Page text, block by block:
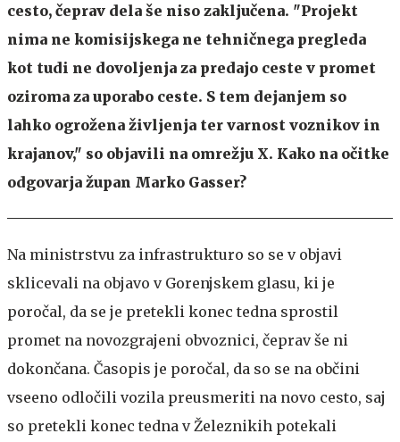
cesto, čeprav dela še niso zaključena. "Projekt
nima ne komisijskega ne tehničnega pregleda
kot tudi ne dovoljenja za predajo ceste v promet
oziroma za uporabo ceste. S tem dejanjem so
lahko ogrožena življenja ter varnost voznikov in
krajanov," so objavili na omrežju X. Kako na očitke
odgovarja župan Marko Gasser?
Na ministrstvu za infrastrukturo so se v objavi
sklicevali na objavo v Gorenjskem glasu, ki je
poročal, da se je pretekli konec tedna sprostil
promet na novozgrajeni obvoznici, čeprav še ni
dokončana. Časopis je poročal, da so se na občini
vseeno odločili vozila preusmeriti na novo cesto, saj
so pretekli konec tedna v Železnikih potekali